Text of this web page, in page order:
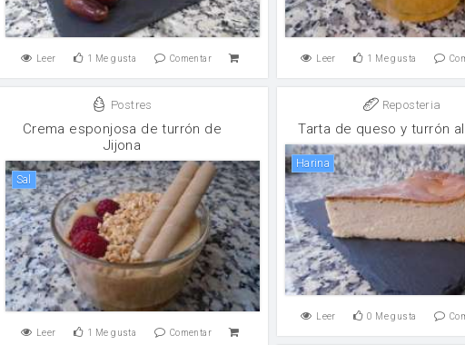
Leer 1 Me gusta Comentar Leer 1 Me gusta
Postres
Crema esponjosa de turrón de
Jijona
sal
Leer 1 Me gusta Comentar
Reposteria
Tarta de queso y turrón
harina
Leer 0 Me gusta